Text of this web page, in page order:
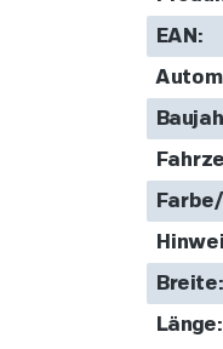
EAN:
Breite:
Länge: